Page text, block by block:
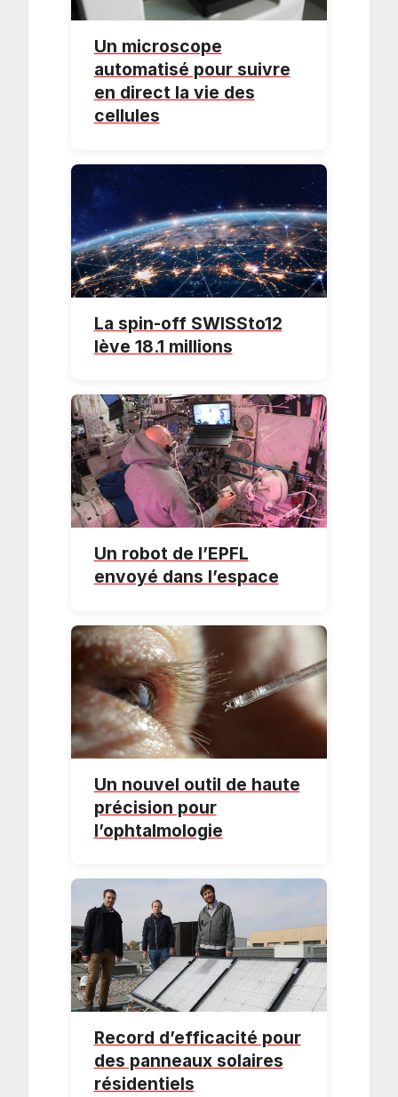
Un microscope
automatisé pour suivre
en direct la vie des
cellules
La spin-off SWISSto12
lève 18.1 millions
Un robot de l’EPFL
envoyé dans l’espace
Un nouvel outil de haute
précision pour
l’ophtalmologie
Record d’efficacité pour
des panneaux solaires
résidentiels